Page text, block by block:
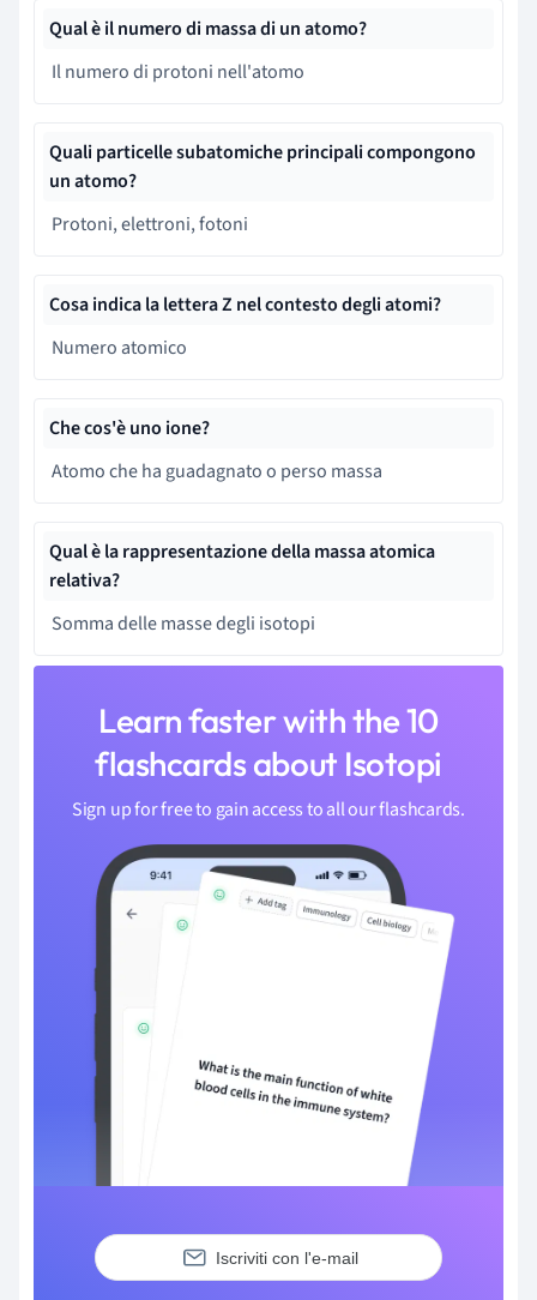
Qual è il numero di massa di un atomo?
Il numero di protoni nell'atomo
Quali particelle subatomiche principali compongono
un atomo?
Protoni, elettroni, fotoni
Cosa indica la lettera Z nel contesto degli atomi?
Numero atomico
Che cos'è uno ione?
Atomo che ha guadagnato o perso massa
Qual è la rappresentazione della massa atomica
relativa?
Somma delle masse degli isotopi
Learn faster with the 10
flashcards about Isotopi
Sign up for free to gain access to all our flashcards.
Iscriviti con l'e-mail